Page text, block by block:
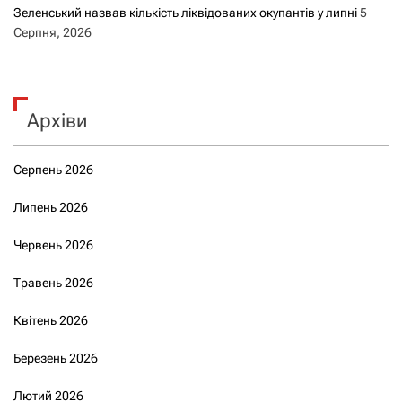
Зеленський назвав кількість ліквідованих окупантів у липні5
Серпня, 2026
Архіви
Серпень 2026
Липень 2026
Червень 2026
Травень 2026
Квітень 2026
Березень 2026
Лютий 2026